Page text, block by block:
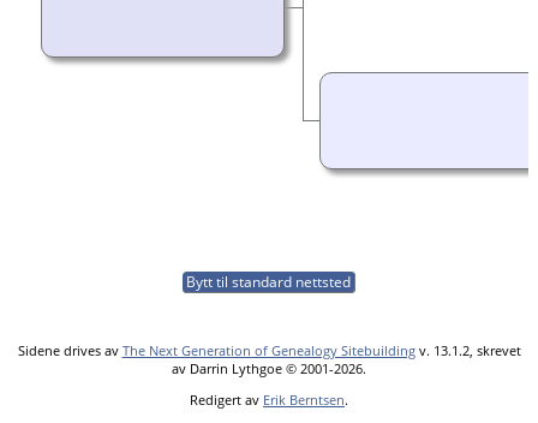
Bytt til standard nettsted
Sidene drives av The Next Generation of Genealogy Sitebuildingv. 13.1.2, skrevet
av Darrin Lythgoe © 2001-2026.
Redigert av Erik Berntsen.